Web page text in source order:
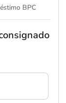
BPC